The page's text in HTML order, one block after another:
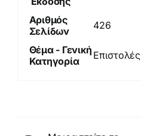
Αριθμός
Σελίδων
426
Θέμα - Γενική
Κατηγορία
Επιστολές